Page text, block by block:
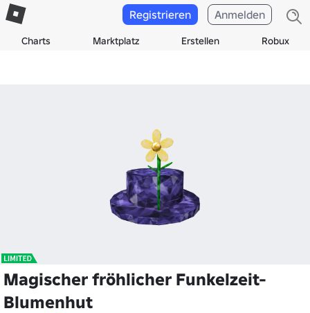
Charts Marktplatz Erstellen Robux
Registrieren Anmelden
Magischer fröhlicher Funkelzeit-
Blumenhut